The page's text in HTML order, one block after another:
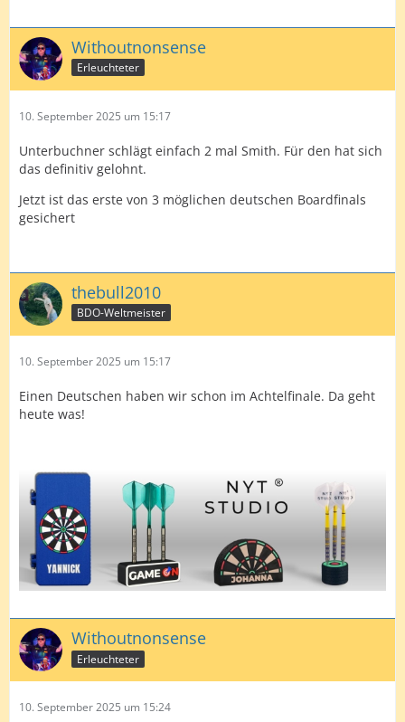
Withoutnonsense
Erleuchteter
10. September 2025 um 15:17
Unterbuchner schlägt einfach 2 mal Smith. Für den hat sich
das definitiv gelohnt.
Jetzt ist das erste von 3 möglichen deutschen Boardfinals
gesichert
thebull2010
BDO-Weltmeister
10. September 2025 um 15:17
Einen Deutschen haben wir schon im Achtelfinale. Da geht
heute was!
Withoutnonsense
Erleuchteter
10. September 2025 um 15:24